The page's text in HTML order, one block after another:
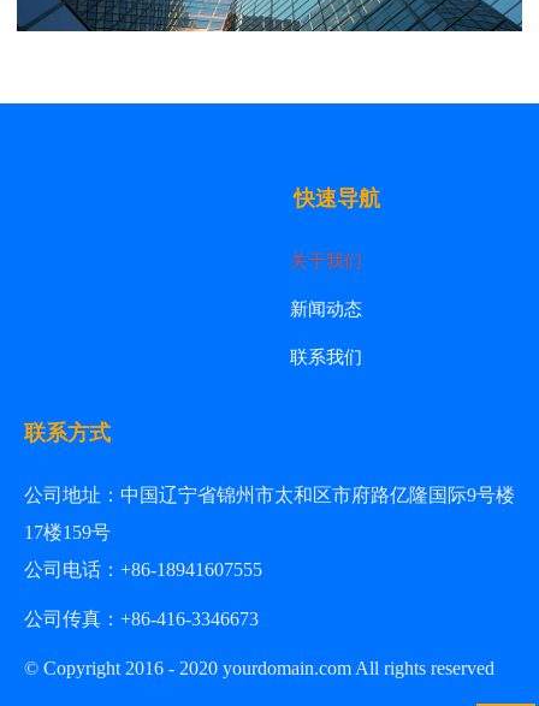
快速导航
关于我们
新闻动态
联系我们
联系方式
公司地址： 中国辽宁省锦州市太和区市府路亿隆国际9号楼
17楼159号
公司电话：+86-18941607555
公司传真：+86-416-3346673
© Copyright 2016 - 2020 yourdomain.com All rights reserved